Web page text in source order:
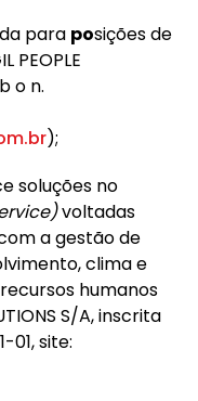
para posições de
PEOPLE
o n.
);
soluções no
voltadas
a gestão de
clima e
humanos
S/A, inscrita
01, site: